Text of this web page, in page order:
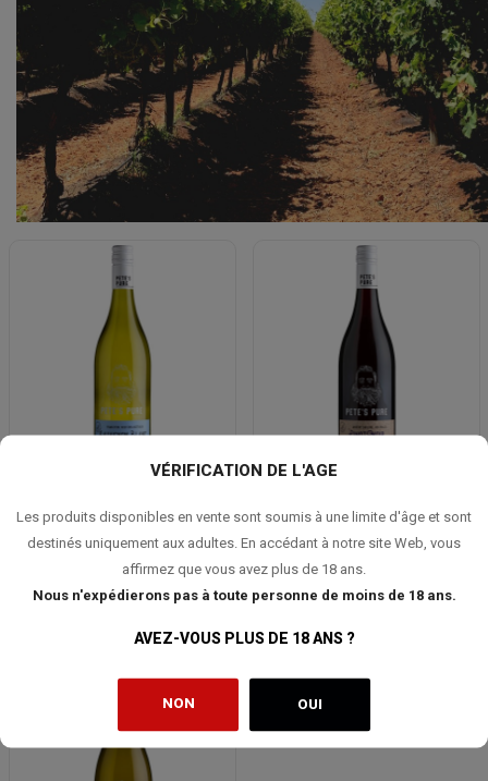
VÉRIFICATION DE L'AGE
Les produits disponibles en vente sont soumis à une limite d'âge et sont
destinés uniquement aux adultes. En accédant à notre site Web, vous
affirmez que vous avez plus de 18 ans.
Nous n'expédierons pas à toute personne de moins de 18 ans.
AVEZ-VOUS PLUS DE 18 ANS ?
NON OUI
10,90 €